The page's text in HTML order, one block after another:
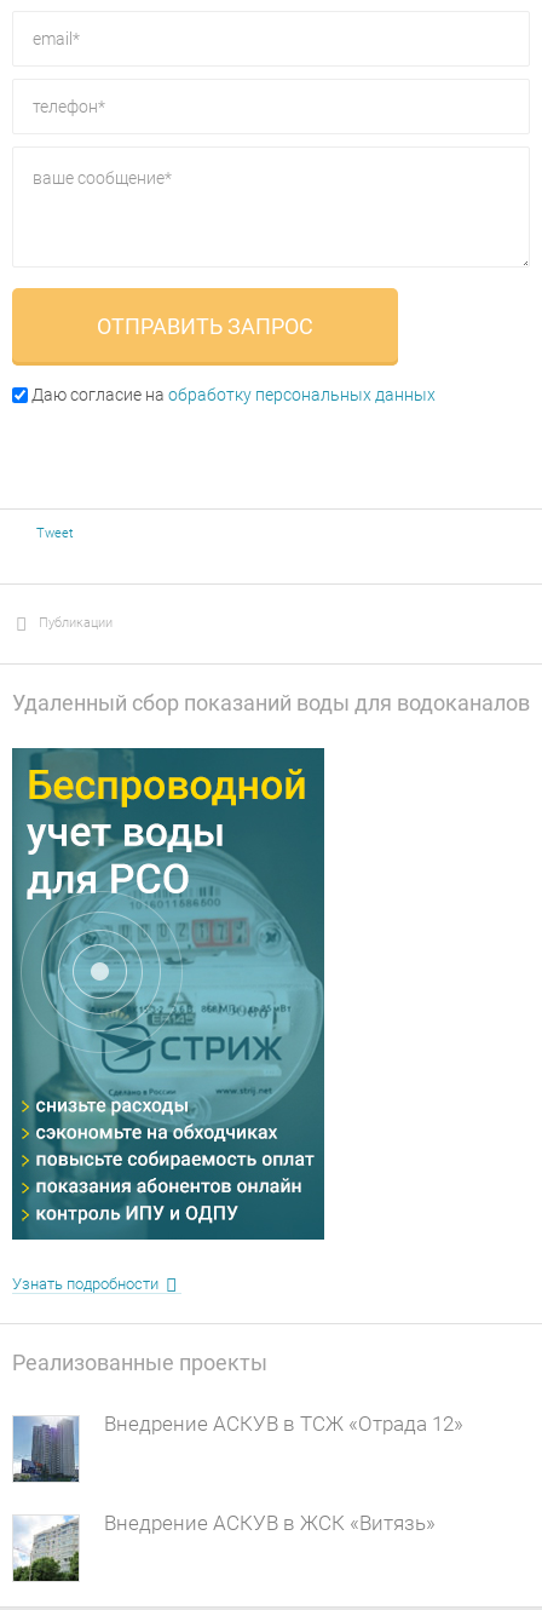
Даю согласие на обработку персональных данных
Tweet
Публикации
Удаленный сбор показаний воды для водоканалов
Узнать подробности
Реализованные проекты
Внедрение АСКУВ в ТСЖ «Отрада 12»
Внедрение АСКУВ в ЖСК «Витязь»